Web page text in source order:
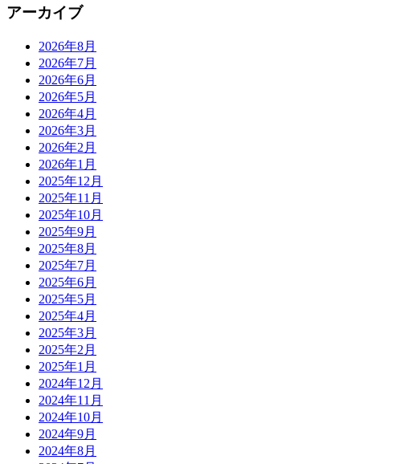
アーカイブ
2026年8月
2026年7月
2026年6月
2026年5月
2026年4月
2026年3月
2026年2月
2026年1月
2025年12月
2025年11月
2025年10月
2025年9月
2025年8月
2025年7月
2025年6月
2025年5月
2025年4月
2025年3月
2025年2月
2025年1月
2024年12月
2024年11月
2024年10月
2024年9月
2024年8月